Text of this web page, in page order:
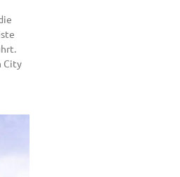
City